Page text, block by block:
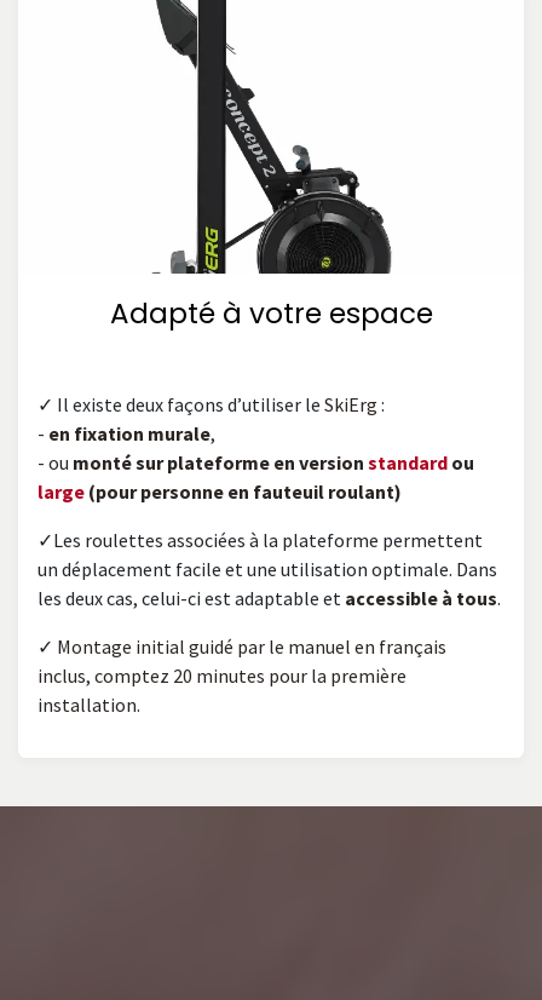
Adapté à votre espace
✓ Il existe deux façons d’utiliser le SkiErg :
- en fixation murale,
- ou monté sur plateforme en version standard ou
large (pour personne en fauteuil roulant)
✓Les roulettes associées à la plateforme permettent
un déplacement facile et une utilisation optimale. Dans
les deux cas, celui-ci est adaptable et accessible à tous.
✓ Montage initial guidé par le manuel en français
inclus, comptez 20 minutes pour la première
installation.